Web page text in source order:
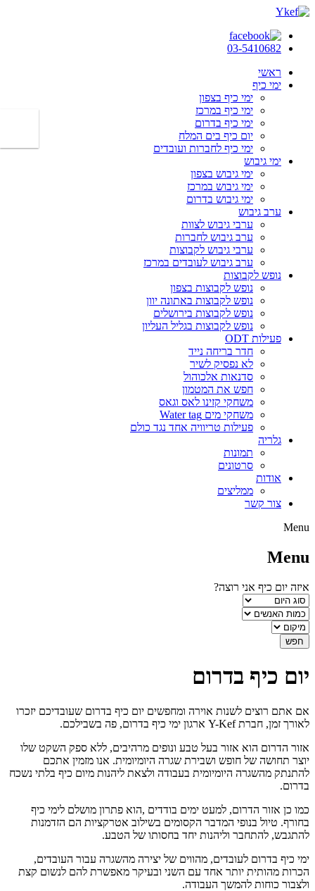
03-5410682
ראשי
ימי כיף
ימי כיף בצפון
ימי כיף במרכז
ימי כיף בדרום
יום כיף בים המלח
ימי כיף לחברות ועובדים
ימי גיבוש
ימי גיבוש בצפון
ימי גיבוש במרכז
ימי גיבוש בדרום
ערב גיבוש
ערבי גיבוש לצוות
ערב גיבוש לחברות
ערבי גיבוש לקבוצות
ערב גיבוש לעובדים במרכז
נופש לקבוצות
נופש לקבוצות בצפון
נופש לקבוצות באתונה יוון
נופש לקבוצות בירושלים
נופש לקבוצות בגליל העליון
פעילות ODT
חדר בריחה נייד
לא נפסיק לשיר
סדנאות אלכוהול
חפש את המטמון
משחקי קזינו לאס וגאס
משחקי מים Water tag
פעילות טריוויה אחד נגד כולם
גלריה
תמונות
סרטונים
אודות
ממליצים
צור קשר
Menu
Menu
איזה יום כיף אני רוצה?
יום כיף בדרום
אם אתם רוצים לשנות אוירה ומחפשים יום כיף בדרום שעובדיכם יזכרו
לאורך זמן, חברת Y-Kef ארגון ימי כיף בדרום, פה בשבילכם.
אזור הדרום הוא אזור בעל טבע ונופים מרהיבים, ללא ספק השקט שלו
יוצר תחושה של חופש ושבירת שגרה היומיומית. אנו מזמין אתכם
להתנתק מהשגרה היומיומית בעבודה ולצאת ליהנות מיום כיף בלתי נשכח
בדרום.
כמו כן אזור הדרום, למעט ימים בודדים ,הוא פתרון מושלם לימי כיף
בחורף. טיול בנופי המדבר הקסומים בשילוב אטרקציות הם הזדמנות
להתגבש, להתחבר וליהנות יחד בחסותו של הטבע.
ימי כיף בדרום לעובדים, מהווים של יצירה מהשגרה עבור העובדים,
הכרות מהותית יותר אחד עם השני ובעיקר מאפשרת להם לנשום קצת
ולצבור כוחות להמשך העבודה.